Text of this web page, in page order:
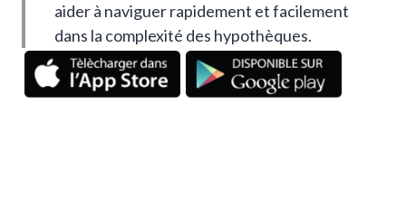
aider à naviguer rapidement et facilement
dans la complexité des hypothèques.